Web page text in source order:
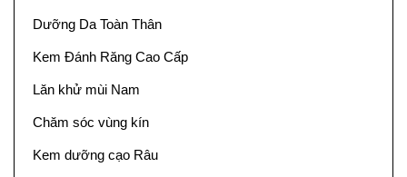
Dưỡng Da Toàn Thân
Kem Đánh Răng Cao Cấp
Lăn khử mùi Nam
Chăm sóc vùng kín
Kem dưỡng cạo Râu